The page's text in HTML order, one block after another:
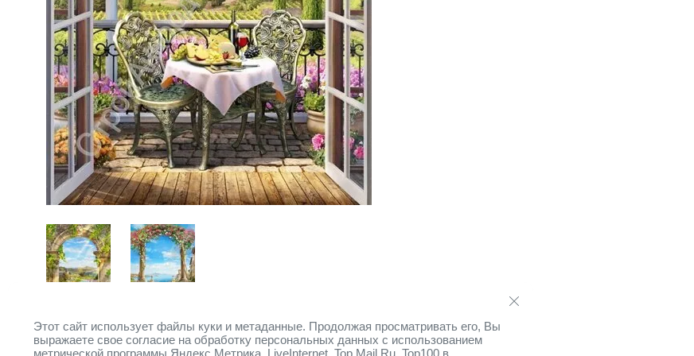
Предыдущее Следующее
Этот сайт использует файлы куки и метаданные. Продолжая просматривать его, Вы
выражаете свое согласие на обработку персональных данных с использованием
метрической программы Яндекс.Метрика, LiveInternet, Top.Mail.Ru, Top100 в